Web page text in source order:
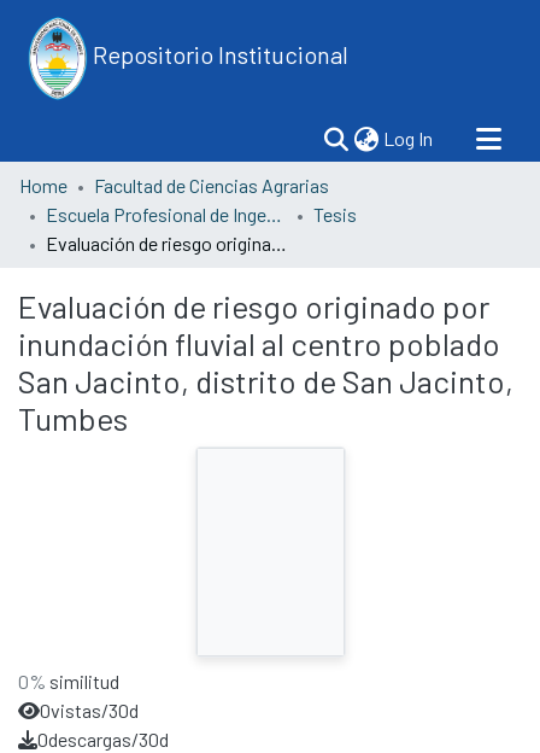
Repositorio Institucional
Log In (current)
Home
Facultad de Ciencias Agrarias
Escuela Profesional de Ingeniería Agrícola
Tesis
Evaluación de riesgo originado por inundación fluvial al centro poblado San Jacinto, distrito de San Jacinto, Tumbes
Evaluación de riesgo originado por
inundación fluvial al centro poblado
San Jacinto, distrito de San Jacinto,
Tumbes
0% similitud
0vistas/30d
0descargas/30d